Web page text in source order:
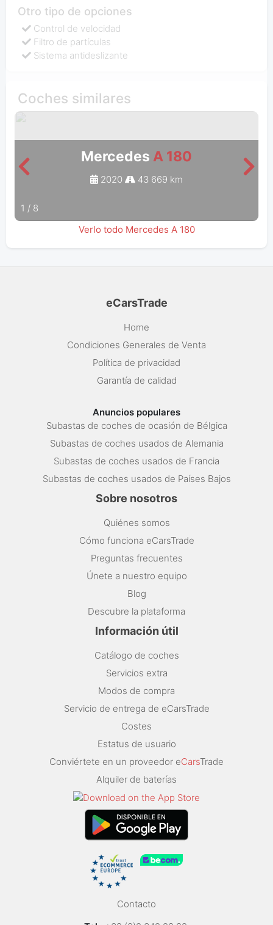
Otro tipo de opciones
Control de velocidad
Filtro de partículas
Sistema antideslizante
Coches similares
Mercedes A 180
2020 43 669 km
1 / 8
Verlo todo Mercedes A 180
eCarsTrade
Home
Condiciones Generales de Venta
Política de privacidad
Garantía de calidad
Anuncios populares
Subastas de coches de ocasión de Bélgica
Subastas de coches usados de Alemania
Subastas de coches usados de Francia
Subastas de coches usados de Países Bajos
Sobre nosotros
Quiénes somos
Cómo funciona eCarsTrade
Preguntas frecuentes
Únete a nuestro equipo
Blog
Descubre la plataforma
Información útil
Catálogo de coches
Servicios extra
Modos de compra
Servicio de entrega de eCarsTrade
Costes
Estatus de usuario
Conviértete en un proveedor eCarsTrade
Alquiler de baterías
Contacto